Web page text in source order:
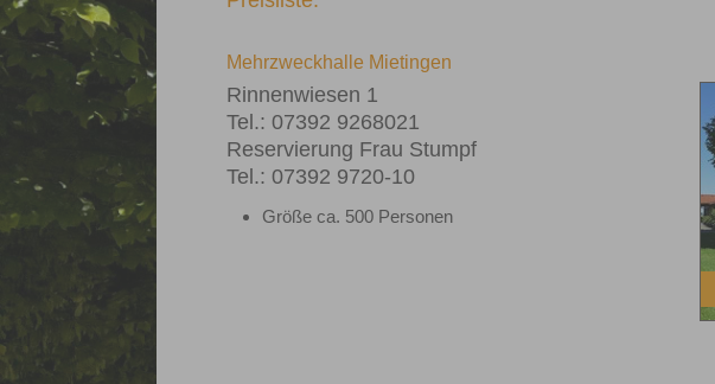
Mehrzweckhalle Mietingen
Rinnenwiesen 1
Tel.: 07392 9268021
Reservierung Frau Stumpf
Tel.: 07392 9720-10
Größe ca. 500 Personen